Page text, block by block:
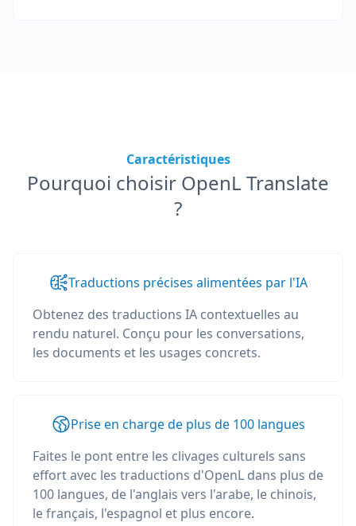
Caractéristiques
Pourquoi choisir OpenL Translate
?
Traductions précises alimentées par l'IA
Obtenez des traductions IA contextuelles au
rendu naturel. Conçu pour les conversations,
les documents et les usages concrets.
Prise en charge de plus de 100 langues
Faites le pont entre les clivages culturels sans
effort avec les traductions d'OpenL dans plus de
100 langues, de l'anglais vers l'arabe, le chinois,
le français, l'espagnol et plus encore.